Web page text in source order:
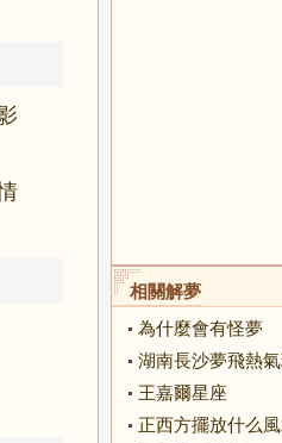
相關解夢
為什麼會有怪夢
湖南長沙夢飛熱
司
王嘉爾星座
正西方擺放什么